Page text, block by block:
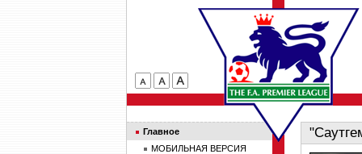
Главное
МОБИЛЬНАЯ ВЕРСИЯ